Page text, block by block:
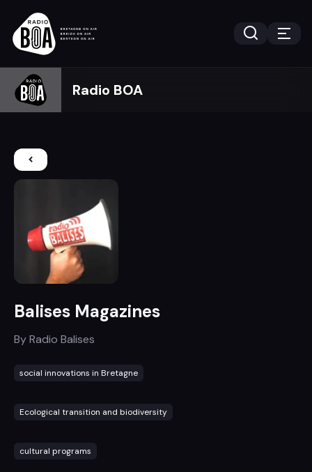
Radio BOA
Balises Magazines
ByRadio Balises
social innovations in Bretagne
Ecological transition and biodiversity
cultural programs